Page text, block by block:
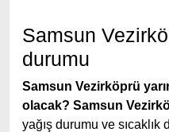
Samsun
durumu
Samsun Vezirköprü
olacak? Samsun
yağış durumu ve sıcaklık